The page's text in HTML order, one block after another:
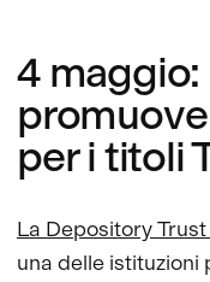
4 maggio:
per i titoli
La Depository
una delle